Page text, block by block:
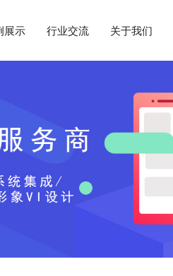
展示 行业交流 关于我们